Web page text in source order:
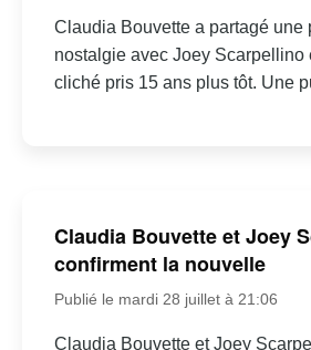
Claudia Bouvette a partagé une
nostalgie avec Joey Scarpellino
cliché pris 15 ans plus tôt. Une
Claudia Bouvette et Joey
confirment la nouvelle
Publié le mardi 28 juillet à 21:06
Claudia Bouvette et Joey